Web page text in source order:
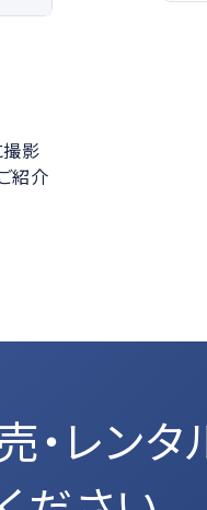
撮影
紹介
・レンタ